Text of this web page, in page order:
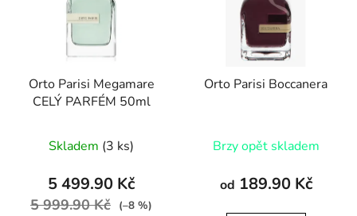
Orto Parisi Megamare
CELÝ PARFÉM 50ml
Skladem (3 ks)
5 499.90 Kč
5 999.90 Kč (–8 %)
Orto Parisi Boccanera
Brzy opět skladem
od 189.90 Kč